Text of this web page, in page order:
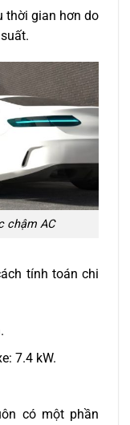
thời gian hơn do
chậm AC
tính toán chi
7.4 kW.
có một phần